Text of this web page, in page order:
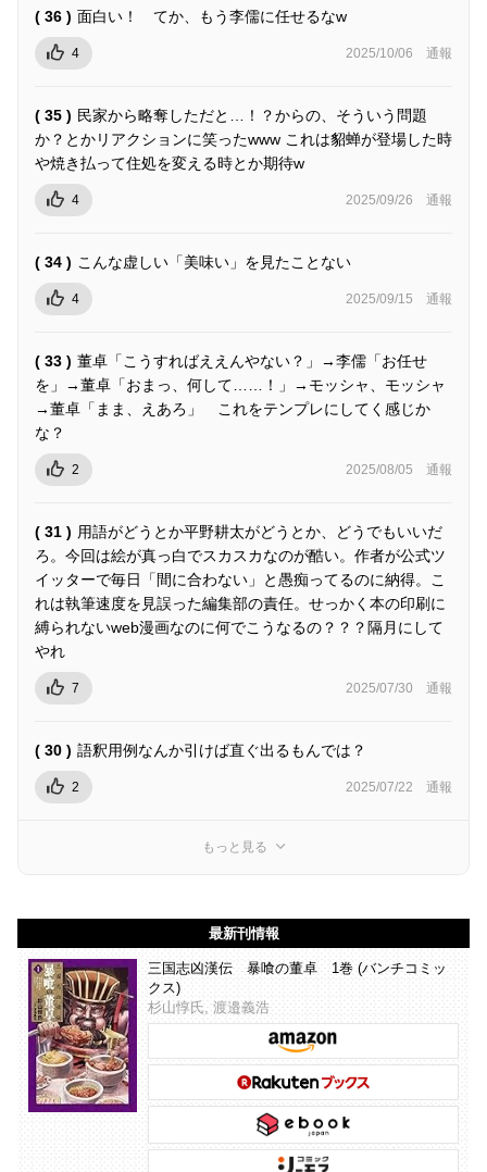
( 36 ) 面白い！ てか、もう李儒に任せるなw
4 2025/10/06 通報
( 35 ) 民家から略奪しただと…！？からの、そういう問題
か？とかリアクションに笑ったwww これは貂蝉が登場した時
や焼き払って住処を変える時とか期待w
4 2025/09/26 通報
( 34 ) こんな虚しい「美味い」を見たことない
4 2025/09/15 通報
( 33 ) 董卓「こうすればええんやない？」→李儒「お任せ
を」→董卓「おまっ、何して……！」→モッシャ、モッシャ
→董卓「まま、えあろ」 これをテンプレにしてく感じか
な？
2 2025/08/05 通報
( 31 ) 用語がどうとか平野耕太がどうとか、どうでもいいだ
ろ。今回は絵が真っ白でスカスカなのが酷い。作者が公式ツ
イッターで毎日「間に合わない」と愚痴ってるのに納得。こ
れは執筆速度を見誤った編集部の責任。せっかく本の印刷に
縛られないweb漫画なのに何でこうなるの？？？隔月にして
やれ
7 2025/07/30 通報
( 30 ) 語釈用例なんか引けば直ぐ出るもんでは？
2 2025/07/22 通報
もっと見る
最新刊情報
三国志凶漢伝 暴喰の董卓 1巻 (バンチコミッ
クス)
杉山惇氏, 渡邉義浩